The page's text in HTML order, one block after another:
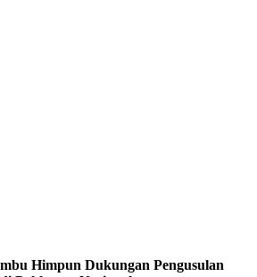
Himpun Dukungan Pengusulan